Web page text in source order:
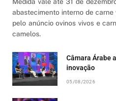
abastecimento interno de
pelo anúncio ovinos vivos e
camelos.
Câmara Árabe
inovação
05/08/2026